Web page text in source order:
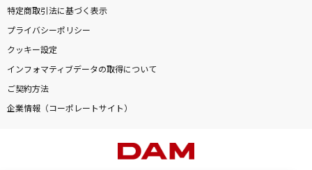
特定商取引法に基づく表示
プライバシーポリシー
クッキー設定
インフォマティブデータの取得について
ご契約方法
企業情報（コーポレートサイト）